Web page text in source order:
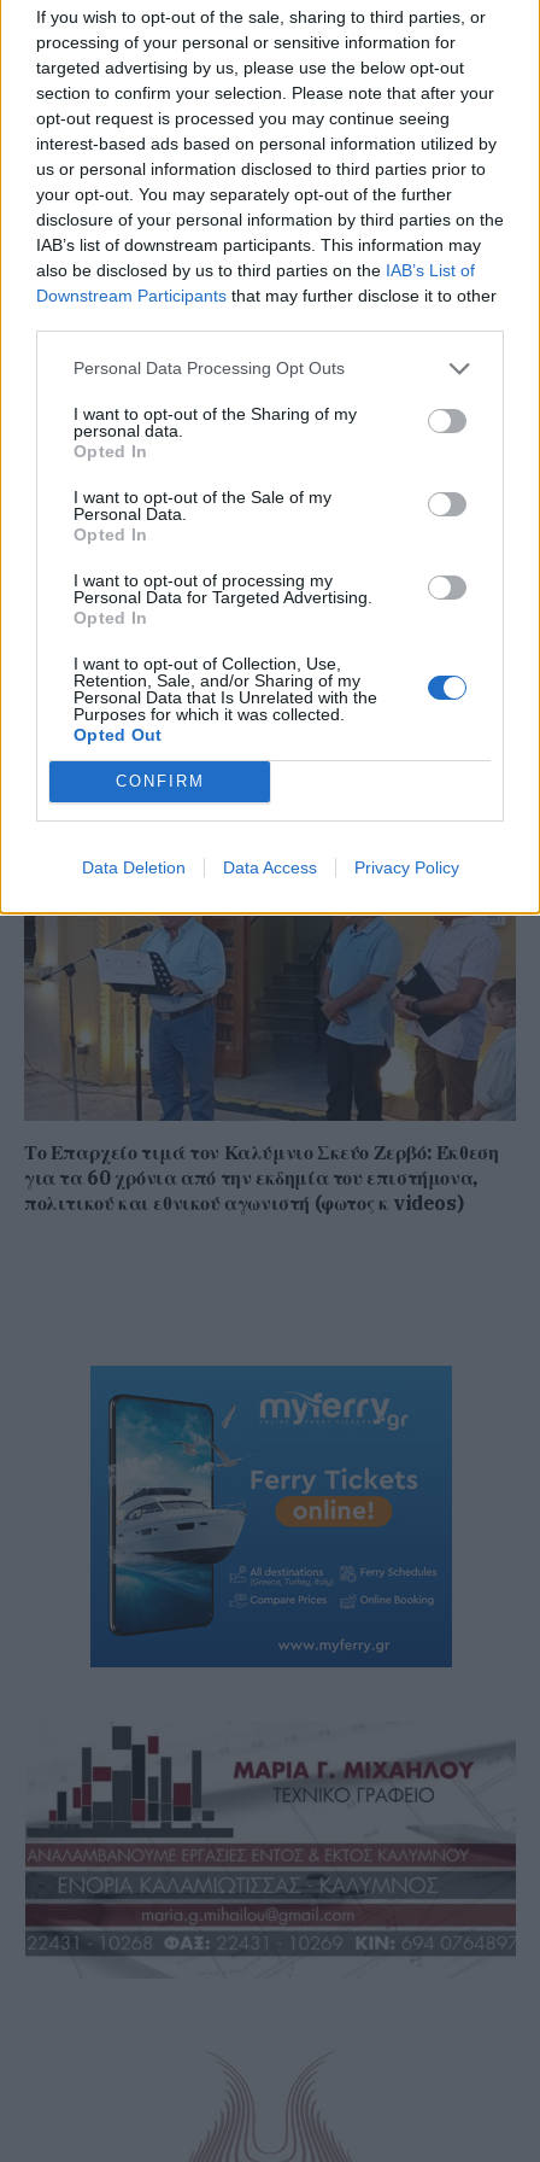
If you wish to opt-out of the sale, sharing to third parties, or
processing of your personal or sensitive information for
targeted advertising by us, please use the below opt-out
section to confirm your selection. Please note that after your
opt-out request is processed you may continue seeing
interest-based ads based on personal information utilized by
us or personal information disclosed to third parties prior to
your opt-out. You may separately opt-out of the further
disclosure of your personal information by third parties on the
IAB’s list of downstream participants. This information may
also be disclosed by us to third parties on the IAB’s List of
Downstream Participants that may further disclose it to other
Personal Data Processing Opt Outs
I want to opt-out of the Sharing of my
personal data.
Opted In
I want to opt-out of the Sale of my
Personal Data.
Opted In
I want to opt-out of processing my
Personal Data for Targeted Advertising.
Opted In
I want to opt-out of Collection, Use,
Retention, Sale, and/or Sharing of my
Personal Data that Is Unrelated with the
Purposes for which it was collected.
Opted Out
CONFIRM
Data Deletion Data Access Privacy Policy
(video)
Χειροπέδες σε 43χρονη για εμπορία ανηλίκου στη Ρόδο
Στενά του Ορμούζ: Ιράν και Ομάν συμφώνησαν στη
διαδρομή των πλοίων, εκκρεμούν κρίσιμες
λεπτομέρειες
Το Επαρχείο τιμά τον Καλύμνιο Σκεύο Ζερβό: Έκθεση
για τα 60 χρόνια από την εκδημία του επιστήμονα,
πολιτικού και εθνικού αγωνιστή (φωτος κ videos)